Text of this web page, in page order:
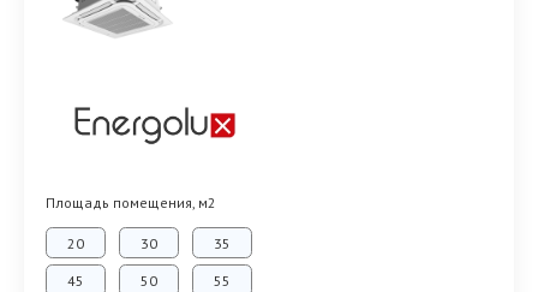
Площадь помещения, м2
20 30 35
45 50 55